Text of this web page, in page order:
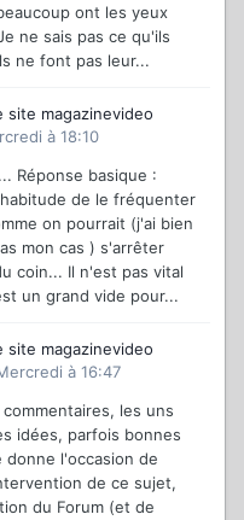
ont les yeux
ne sais pas ce qu'ils
ne font pas leur...
site magazinevideo
à 18:10
Réponse basique :
de le fréquenter
on pourrait (j'ai bien
mon cas ) s'arrêter
coin... Il n'est pas vital
un grand vide pour...
site magazinevideo
à 16:47
les uns
idées, parfois bonnes
l'occasion de
de ce sujet,
du Forum (et de